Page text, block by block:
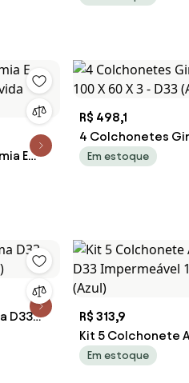
E
R$ 498,1
4 Colchonetes
100 X 60 X 3 - D33
Em estoque
D33
R$ 313,9
Kit 5 Colchonete
D33 Impermeável
Em estoque